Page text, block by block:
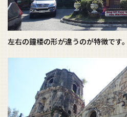
左右の鐘楼の形が違うのが特徴です。